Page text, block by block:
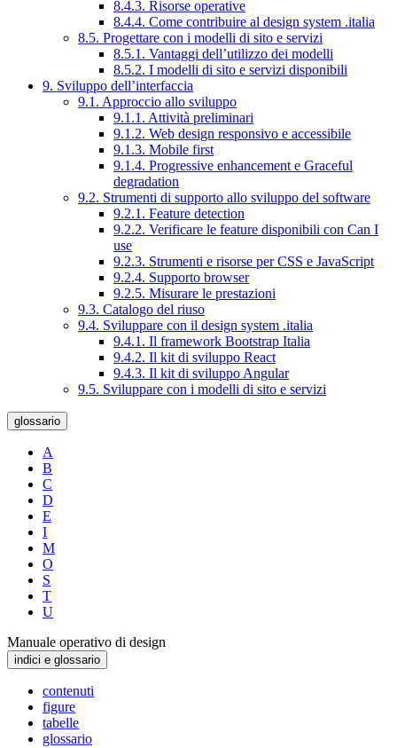
8.4.3. Risorse operative
8.4.4. Come contribuire al design system .italia
8.5. Progettare con i modelli di sito e servizi
8.5.1. Vantaggi dell’utilizzo dei modelli
8.5.2. I modelli di sito e servizi disponibili
9. Sviluppo dell’interfaccia
9.1. Approccio allo sviluppo
9.1.1. Attività preliminari
9.1.2. Web design responsivo e accessibile
9.1.3. Mobile first
9.1.4. Progressive enhancement e Graceful
degradation
9.2. Strumenti di supporto allo sviluppo del software
9.2.1. Feature detection
9.2.2. Verificare le feature disponibili con Can I
use
9.2.3. Strumenti e risorse per CSS e JavaScript
9.2.4. Supporto browser
9.2.5. Misurare le prestazioni
9.3. Catalogo del riuso
9.4. Sviluppare con il design system .italia
9.4.1. Il framework Bootstrap Italia
9.4.2. Il kit di sviluppo React
9.4.3. Il kit di sviluppo Angular
9.5. Sviluppare con i modelli di sito e servizi
glossario
A
B
C
D
E
I
M
O
S
T
U
Manuale operativo di design
indici e glossario
contenuti
figure
tabelle
glossario